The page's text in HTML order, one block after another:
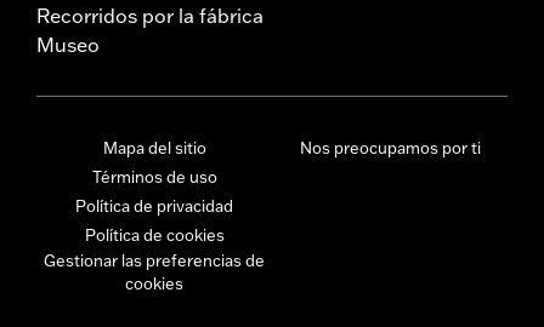
Recorridos por la fábrica
Museo
Mapa del sitio
Términos de uso
Política de privacidad
Política de cookies
Gestionar las preferencias de
cookies
Nos preocupamos por ti